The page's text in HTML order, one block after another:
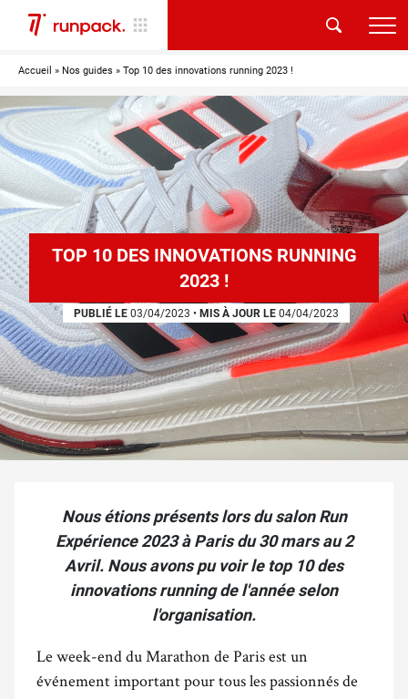
Accueil » Nos guides » Top 10 des innovations running 2023 !
TOP 10 DES INNOVATIONS RUNNING
2023 !
PUBLIÉ LE 03/04/2023 • MIS À JOUR LE 04/04/2023
Nous étions présents lors du salon Run
Expérience 2023 à Paris du 30 mars au 2
Avril. Nous avons pu voir le top 10 des
innovations running de l'année selon
l'organisation.
Le week-end du Marathon de Paris est un
événement important pour tous les passionnés de